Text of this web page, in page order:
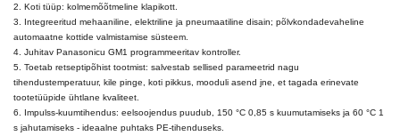
2. Koti tüüp: kolmemõõtmeline klapikott.
3. Integreeritud mehaaniline, elektriline ja pneumaatiline disain; põlvkondadevaheline
automaatne kottide valmistamise süsteem.
4. Juhitav Panasonicu GM1 programmeeritav kontroller.
5. Toetab retseptipõhist tootmist: salvestab sellised parameetrid nagu
tihendustemperatuur, kile pinge, koti pikkus, mooduli asend jne, et tagada erinevate
tootetüüpide ühtlane kvaliteet.
6. Impulss-kuumtihendus: eelsoojendus puudub, 150 °C 0,85 s kuumutamiseks ja 60 °C 1
s jahutamiseks - ideaalne puhtaks PE-tihenduseks.